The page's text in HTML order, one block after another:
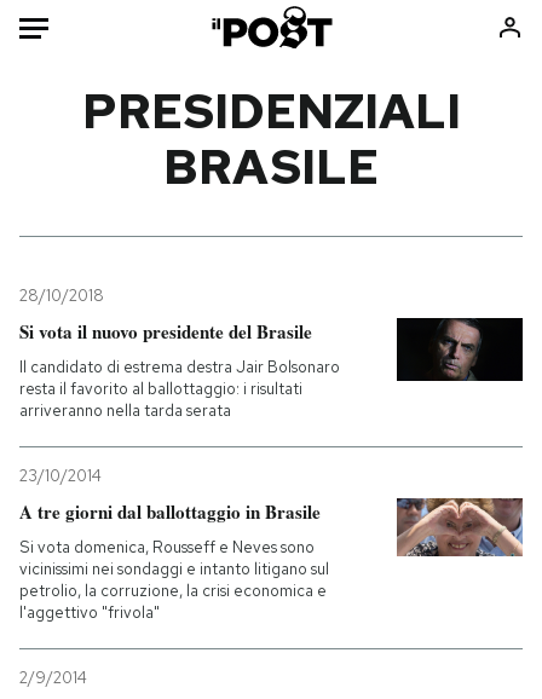
Mondo
Tecnologia
Internet
Scienza
Cultura
Economia
Sport
Libri
Ok Boomer!
Media
Altrecose
PODCAST
NEWSLETTER
PRESIDENZIALI
BRASILE
28/10/2018
Si vota il nuovo presidente del Brasile
Il candidato di estrema destra Jair Bolsonaro
resta il favorito al ballottaggio: i risultati
arriveranno nella tarda serata
23/10/2014
A tre giorni dal ballottaggio in Brasile
Si vota domenica, Rousseff e Neves sono
vicinissimi nei sondaggi e intanto litigano sul
petrolio, la corruzione, la crisi economica e
l'aggettivo "frivola"
2/9/2014